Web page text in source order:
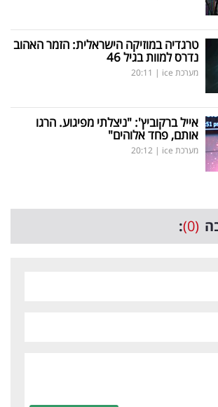
טרגדיה במוזיקה הישראלית: הזמר האהוב
נדרס למוות בגיל 46
מערכת ice |
20:11
אייל ברקוביץ': "ניצלתי מפיגוע. הרגו
אותם, פחד אלוהים"
מערכת ice |
20:12
(0)
: